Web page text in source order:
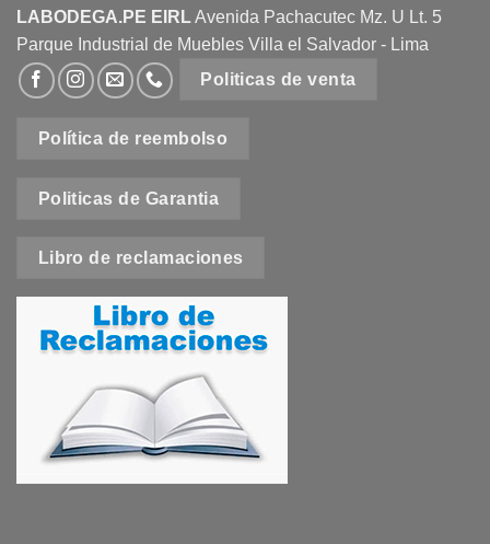
LABODEGA.PE EIRLAvenida Pachacutec Mz. U Lt. 5
Parque Industrial de Muebles Villa el Salvador - Lima
Politicas de venta
Política de reembolso
Politicas de Garantia
Libro de reclamaciones